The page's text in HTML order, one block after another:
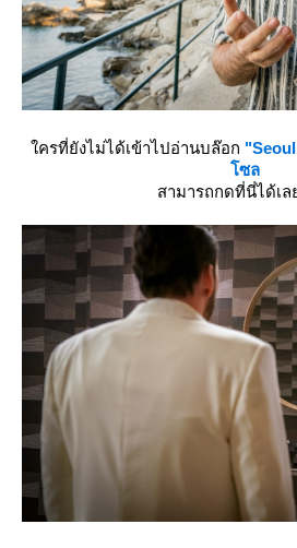
ครที่ยังไม่ได้เข้าไปอ่านบล๊อก
ซล
สามารถกดที่นี่ได้เล